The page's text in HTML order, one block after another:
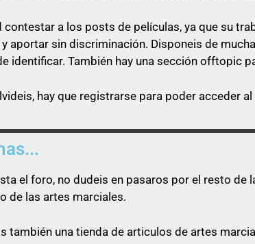
un usuario que esconda su enlace, será
contestar a los posts de películas, ya que su
aportar sin discriminación. Disponeis de
identificar. También hay una sección offtopic
hay que registrarse para poder acceder
el foro, no dudeis en pasaros por el resto
de las artes marciales.
también una tienda de articulos de artes